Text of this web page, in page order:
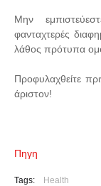
Μην
φανταχτερές
λάθος πρότυπα
Προφυλαχθείτε
άριστον!
Πηγη
Tags: Health